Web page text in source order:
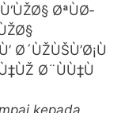
ØªÙØ­
Ø´ÙŽÙŠÙ’Ø¡Ù
Ø¨ÙÙ‡Ù